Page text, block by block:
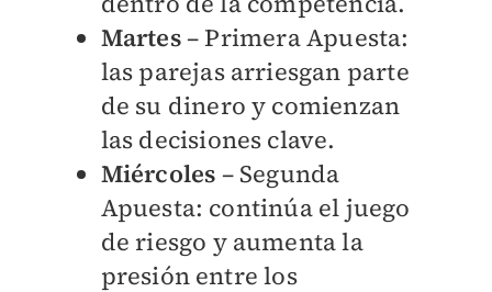
Martes– Primera Apuesta:
las parejas arriesgan parte
de su dinero y comienzan
las decisiones clave.
Miércoles – Segunda
Apuesta: continúa el juego
de riesgo y aumenta la
presión entre los